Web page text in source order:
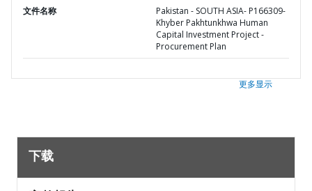
文件名称
Pakistan - SOUTH ASIA- P166309-
Khyber Pakhtunkhwa Human
Capital Investment Project -
Procurement Plan
更多显示
下载